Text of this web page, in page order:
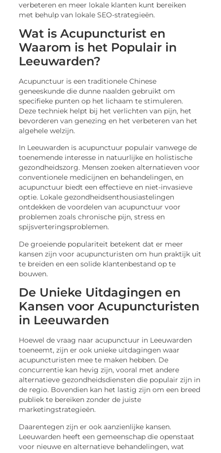
verbeteren en meer lokale klanten kunt bereiken
met behulp van lokale SEO-strategieën.
Wat is Acupuncturist en
Waarom is het Populair in
Leeuwarden?
Acupunctuur is een traditionele Chinese
geneeskunde die dunne naalden gebruikt om
specifieke punten op het lichaam te stimuleren.
Deze techniek helpt bij het verlichten van pijn, het
bevorderen van genezing en het verbeteren van het
algehele welzijn.
In Leeuwarden is acupunctuur populair vanwege de
toenemende interesse in natuurlijke en holistische
gezondheidszorg. Mensen zoeken alternatieven voor
conventionele medicijnen en behandelingen, en
acupunctuur biedt een effectieve en niet-invasieve
optie. Lokale gezondheidsenthousiastelingen
ontdekken de voordelen van acupunctuur voor
problemen zoals chronische pijn, stress en
spijsverteringsproblemen.
De groeiende populariteit betekent dat er meer
kansen zijn voor acupuncturisten om hun praktijk uit
te breiden en een solide klantenbestand op te
bouwen.
De Unieke Uitdagingen en
Kansen voor Acupuncturisten
in Leeuwarden
Hoewel de vraag naar acupunctuur in Leeuwarden
toeneemt, zijn er ook unieke uitdagingen waar
acupuncturisten mee te maken hebben. De
concurrentie kan hevig zijn, vooral met andere
alternatieve gezondheidsdiensten die populair zijn in
de regio. Bovendien kan het lastig zijn om een breed
publiek te bereiken zonder de juiste
marketingstrategieën.
Daarentegen zijn er ook aanzienlijke kansen.
Leeuwarden heeft een gemeenschap die openstaat
voor nieuwe en alternatieve behandelingen, wat